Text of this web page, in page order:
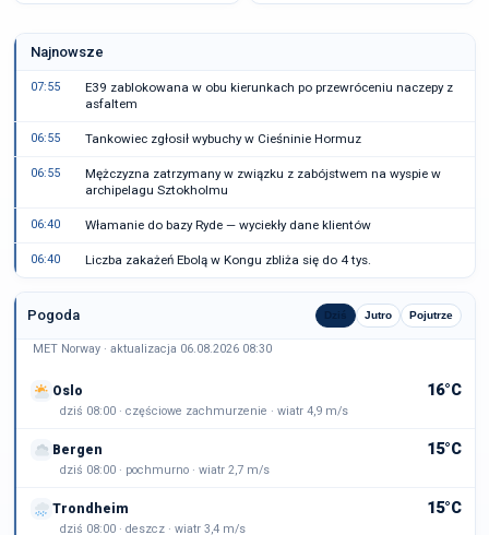
Najnowsze
07:55
E39 zablokowana w obu kierunkach po przewróceniu naczepy z
asfaltem
06:55 Tankowiec zgłosił wybuchy w Cieśninie Hormuz
06:55
Mężczyzna zatrzymany w związku z zabójstwem na wyspie w
archipelagu Sztokholmu
06:40 Włamanie do bazy Ryde — wyciekły dane klientów
06:40 Liczba zakażeń Ebolą w Kongu zbliża się do 4 tys.
Pogoda Dziś Jutro Pojutrze
MET Norway · aktualizacja 06.08.2026 08:30
Oslo 16°C
dziś 08:00 · częściowe zachmurzenie · wiatr 4,9 m/s
Bergen 15°C
dziś 08:00 · pochmurno · wiatr 2,7 m/s
Trondheim 15°C
dziś 08:00 · deszcz · wiatr 3,4 m/s